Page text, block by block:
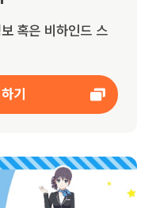
혹은 비하인드 스
기